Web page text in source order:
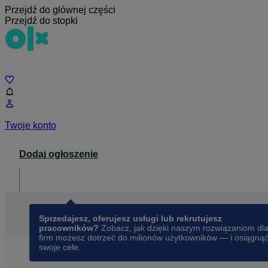
Przejdź do głównej części
Przejdź do stopki
Twoje konto
Dodaj ogłoszenie
Sprzedajesz, oferujesz usługi lub rekrutujesz
pracowników? Zobacz, jak dzięki naszym rozwiązaniom dla
firm możesz dotrzeć do milionów użytkowników — i osiągnąć
swoje cele.